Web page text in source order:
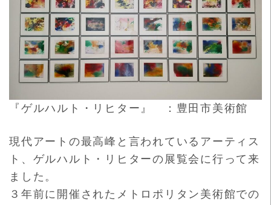
『ゲルハルト・リヒター』 ：豊田市美術館
現代アートの最高峰と言われているアーティス
ト、ゲルハルト・リ ヒターの展覧会に行って来
ました。
３年前に開催されたメトロポリタン美術館での